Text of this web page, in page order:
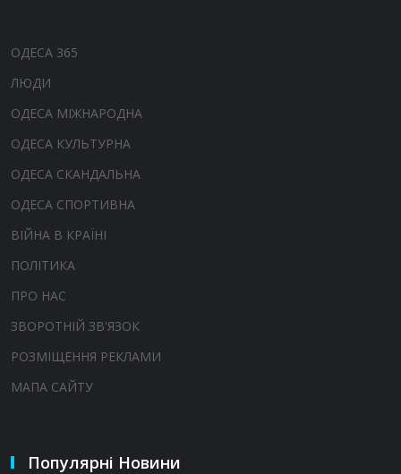
ОДЕСА 365
ЛЮДИ
ОДЕСА МІЖНАРОДНА
ОДЕСА КУЛЬТУРНА
ОДЕСА СКАНДАЛЬНА
ОДЕСА СПОРТИВНА
ВІЙНА В КРАЇНІ
ПОЛІТИКА
ПРО НАС
ЗВОРОТНІЙ ЗВ'ЯЗОК
РОЗМІЩЕННЯ РЕКЛАМИ
МАПА САЙТУ
Популярні Новини